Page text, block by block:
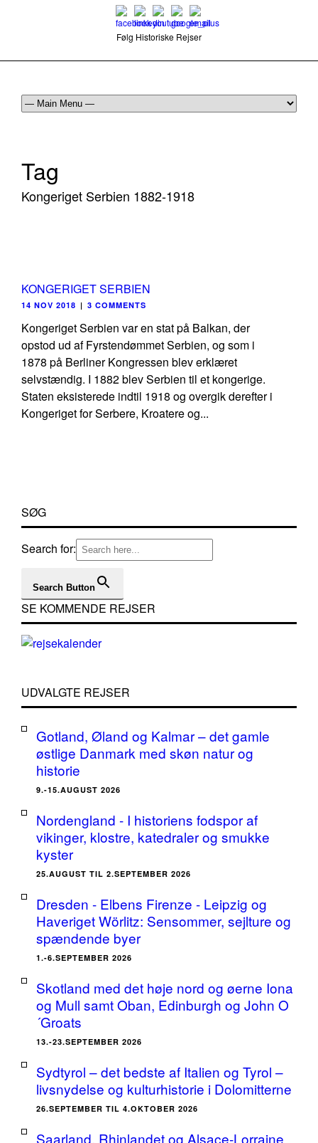
Følg Historiske Rejser
Tag
Kongeriget Serbien 1882-1918
KONGERIGET SERBIEN
14 NOV 2018 | 3 COMMENTS
Kongeriget Serbien var en stat på Balkan, der
opstod ud af Fyrstendømmet Serbien, og som i
1878 på Berliner Kongressen blev erklæret
selvstændig. I 1882 blev Serbien til et kongerige.
Staten eksisterede indtil 1918 og overgik derefter i
Kongeriget for Serbere, Kroatere og...
SØG
Search for:
Search Button
SE KOMMENDE REJSER
UDVALGTE REJSER
Gotland, Øland og Kalmar – det gamle
østlige Danmark med skøn natur og
historie
9.-15.AUGUST 2026
Nordengland - I historiens fodspor af
vikinger, klostre, katedraler og smukke
kyster
25.AUGUST TIL 2.SEPTEMBER 2026
Dresden - Elbens Firenze - Leipzig og
Haveriget Wörlitz: Sensommer, sejlture og
spændende byer
1.-6.SEPTEMBER 2026
Skotland med det høje nord og øerne Iona
og Mull samt Oban, Edinburgh og John O
´Groats
13.-23.SEPTEMBER 2026
Sydtyrol – det bedste af Italien og Tyrol –
livsnydelse og kulturhistorie i Dolomitterne
26.SEPTEMBER TIL 4.OKTOBER 2026
Saarland, Rhinlandet og Alsace-Lorraine